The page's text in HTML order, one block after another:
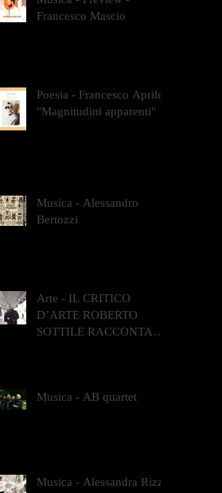
Francesco Mascio
Poesia - Francesco Aprile -
"Magnitudini apparenti"
Musica - Alessandro
Bertozzi
Arte - IL CRITICO
D’ARTE ROBERTO
SOTTILE RACCONTA
Musica - AB quartet
Musica - Alessandra Rizzo